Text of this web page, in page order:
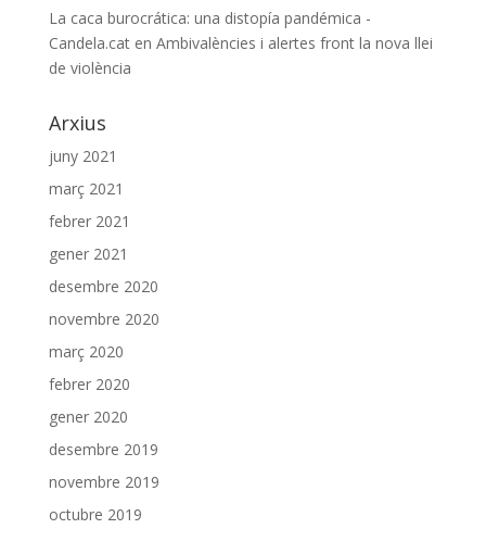
La caca burocrática: una distopía pandémica -
Candela.caten Ambivalències i alertes front la nova llei
de violència
Arxius
juny 2021
març 2021
febrer 2021
gener 2021
desembre 2020
novembre 2020
març 2020
febrer 2020
gener 2020
desembre 2019
novembre 2019
octubre 2019